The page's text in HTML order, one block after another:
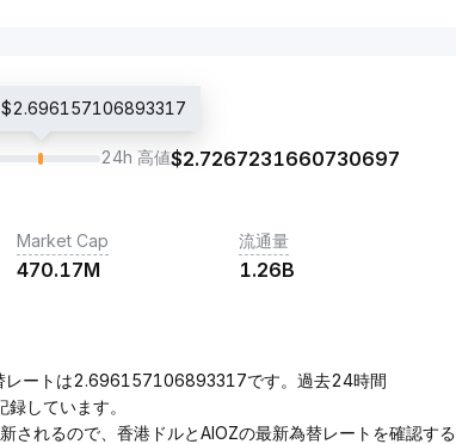
$2.696157106893317
24h 高値$2.7267231660730697
Market Cap
470.17M
流通量
1.26B
レートは2.696157106893317です。過去24時間
しています。
れるので、香港ドルとAIOZの最新為替レートを確認する